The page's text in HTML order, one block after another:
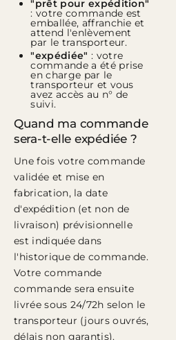
"prêt pour expédition"
: votre commande est
emballée, affranchie et
attend l'enlèvement
par le transporteur.
"expédiée" : votre
commande a été prise
en charge par le
transporteur et vous
avez accès au n° de
suivi.
Quand ma commande
sera-t-elle expédiée ?
Une fois votre commande
validée et mise en
fabrication, la date
d'expédition (et non de
livraison) prévisionnelle
est indiquée dans
l'historique de commande.
Votre commande
commande sera ensuite
livrée sous 24/72h selon le
transporteur (jours ouvrés,
délais non garantis).